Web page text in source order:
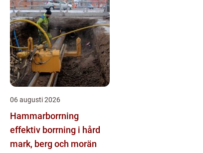
06 augusti 2026
Hammarborrning
effektiv borrning i hård
mark, berg och morän